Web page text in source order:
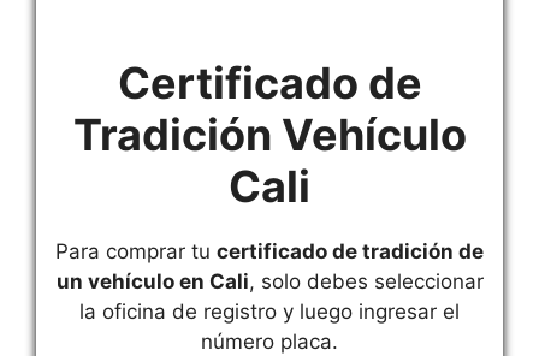
Certificado de
Tradición Vehículo
Cali
Para comprar tu certificado de tradición de
un vehículo en Cali, solo debes seleccionar
la oficina de registro y luego ingresar el
número placa.